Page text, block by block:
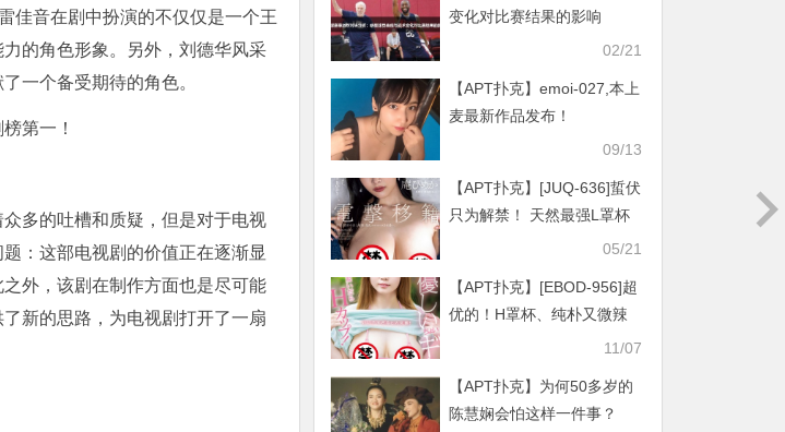
佳音在剧中扮演的不仅仅是一个王
的角色形象。另外，刘德华风采
一个备受期待的角色。
多的吐槽和质疑，但是对于电视
：这部电视剧的价值正在逐渐显
外，该剧在制作方面也是尽可能
新的思路，为电视剧打开了一扇
变化对比赛结果的影响
02/21
【APT扑克】emoi-027,本上
麦最新作品发布！
09/13
【APT扑克】[JUQ-636]蜇伏
只为解禁！ 天然最强L罩杯
Body的庵姬花（庵ひめか）
05/21
【APT扑克】[EBOD-956]超
优的！H罩杯、纯朴又微辣
的新山千夏（新山ちなつ）
11/07
【APT扑克】为何50多岁的
陈慧娴会怕这样一件事？